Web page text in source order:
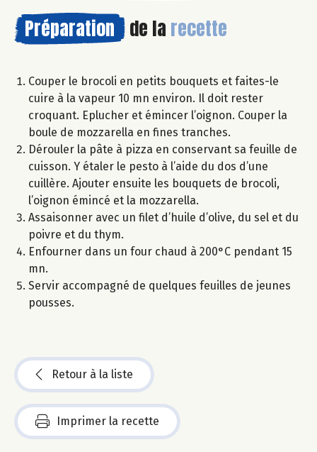
Préparation de la recette
Couper le brocoli en petits bouquets et faites-le
cuire à la vapeur 10 mn environ. Il doit rester
croquant. Eplucher et émincer l’oignon. Couper la
boule de mozzarella en fines tranches.
Dérouler la pâte à pizza en conservant sa feuille de
cuisson. Y étaler le pesto à l’aide du dos d’une
cuillère. Ajouter ensuite les bouquets de brocoli,
l’oignon émincé et la mozzarella.
Assaisonner avec un filet d’huile d’olive, du sel et du
poivre et du thym.
Enfourner dans un four chaud à 200°C pendant 15
mn.
Servir accompagné de quelques feuilles de jeunes
pousses.
Retour à la liste
Imprimer la recette